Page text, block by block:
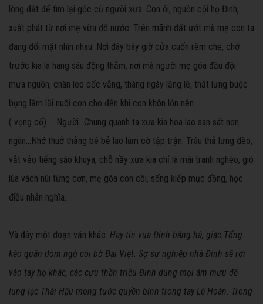
lòng đất để tìm lại gốc cũ người xưa. Con ôi, nguồn cội họ Đinh,
xuất phát từ nơi mẹ vừa đổ nước. Trên mãnh đất ướt mà mẹ con ta
đang đối mặt nhìn nhau. Nơi đây bây giờ cửa cuốn rèm che, chớ
trước kia là hang sâu động thẳm, nơi mà người mẹ góa đầu đội
mưa nguồn, chân leo dốc vắng, tháng ngày lặng lẽ, thắt lưng buộc
bụng lầm lũi nuôi con cho đến khi con khôn lớn nên...
( vọng cổ) ... Người...Chung quanh ta xưa kia hoa lao san sát non
ngàn...Nhớ thuở thằng bé bẻ lao làm cờ tập trận. Trâu thả lưng đèo,
vắt vẻo tiếng sáo khuya, chỗ nầy xưa kia chỉ là mái tranh nghèo, gió
lùa vách núi từng cơn, mẹ góa con côi, sống kiếp mục đồng, học
điều nhân nghĩa.
Và đây một đoạn văn khác: Hay tin vua Đinh băng hà, giặc Tống
kéo quân dòm ngó cõi bờ Đại Việt. Sợ sự nghiệp nhà Đinh sẽ rơi
vào tay họ khác, các cựu thần triều Đinh dùng mọi âm mưu để
lung lạc Thái Hậu mong tước quyền bính trong tay Lê Hoàn. Trong